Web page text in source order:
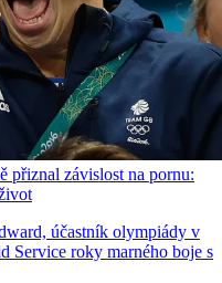
přiznal závislost na pornu:
účastník olympiády v
Service roky marného boje s